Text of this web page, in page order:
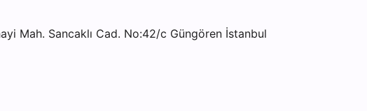
Mah. Sancaklı Cad. No:42/c Güngören İstanbul